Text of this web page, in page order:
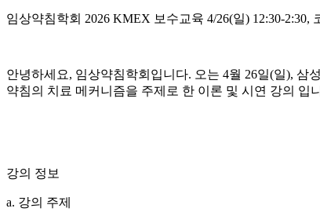
임상약침학회 2026 KMEX 보수교육 4/26(일) 12:30-2:30,
안녕하세요, 임상약침학회입니다. 오는 4월 26일(일),
약침의 치료 메커니즘을 주제로 한 이론 및 시연 강의 입
강의 정보
a. 강의 주제